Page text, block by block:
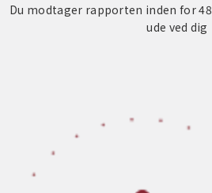
Du modtager rapporten inden for
ude ved dig